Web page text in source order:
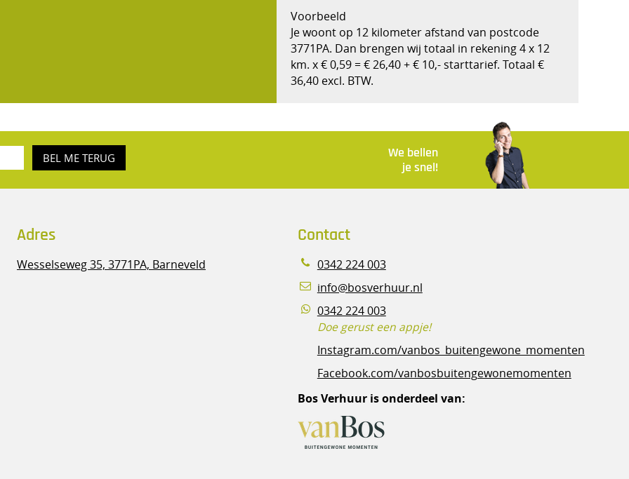
Voorbeeld
Je woont op 12 kilometer afstand van postcode
3771PA. Dan brengen wij totaal in rekening 4 x 12
km. x € 0,59 = € 26,40 + € 10,- starttarief. Totaal €
36,40 excl. BTW.
BEL ME TERUG
We bellen
je snel!
Adres
Wesselseweg 35, 3771PA, Barneveld
Contact
0342 224 003
info@bosverhuur.nl
0342 224 003
Doe gerust een appje!
Instagram.com/vanbos_buitengewone_momenten
Facebook.com/vanbosbuitengewonemomenten
Bos Verhuur is onderdeel van: